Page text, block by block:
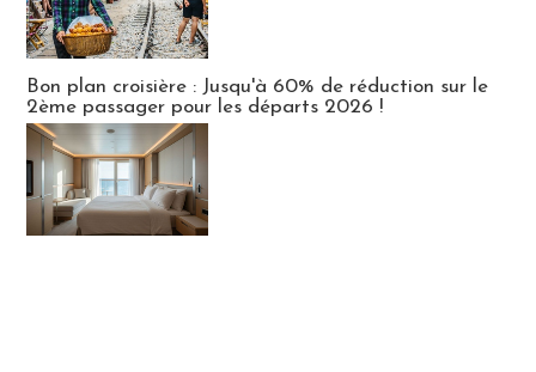
Bon plan croisière : Jusqu'à 60% de réduction sur le
2ème passager pour les départs 2026 !